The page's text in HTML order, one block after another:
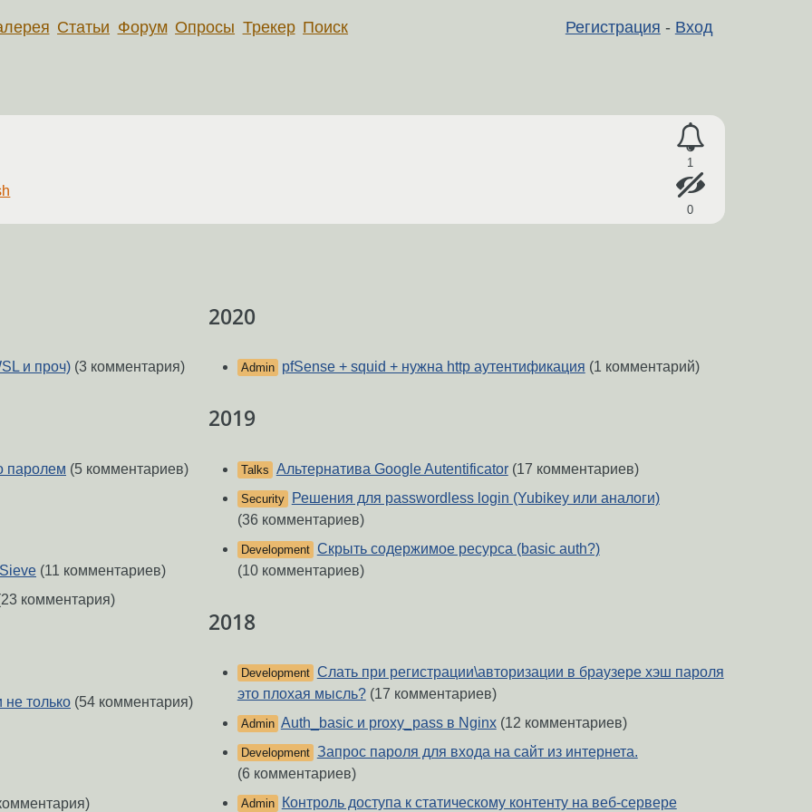
Регистрация - Вход
Статьи Форум Опросы Трекер Поиск
1
0
и проч) (3 комментария)
паролем (5 комментариев)
(11 комментариев)
комментария)
только (54 комментария)
2020
Admin pfSense + squid + нужна http аутентификация (1 комментарий)
2019
Talks Альтернатива Google Autentificator(17 комментариев)
Security
Решения для passwordless login (Yubikey или аналоги)
(36 комментариев)
Development Скрыть содержимое ресурса (basic auth?)
(10 комментариев)
2018
Development Слать при регистрации\авторизации в браузере хэш пароля
это плохая мысль?(17 комментариев)
Admin Auth_basic и proxy_pass в Nginx(12 комментариев)
Development Запрос пароля для входа на сайт из интернета.
(6 комментариев)
Admin Контроль доступа к статическому контенту на веб-сервере